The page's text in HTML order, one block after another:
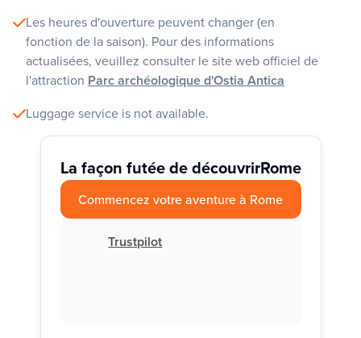
Les heures d'ouverture peuvent changer (en
fonction de la saison). Pour des informations
actualisées, veuillez consulter le site web officiel de
l'attraction Parc archéologique d'Ostia Antica
Luggage service is not available.
La façon futée de découvrirRome
Commencez votre aventure à Rome
Trustpilot